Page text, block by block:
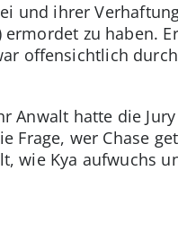
und ihrer
zu haben.
offensichtlich
Anwalt hatte die
Frage, wer Chase
wie Kya aufwuchs